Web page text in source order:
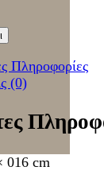
Πληροφορίες
(0)
016 cm